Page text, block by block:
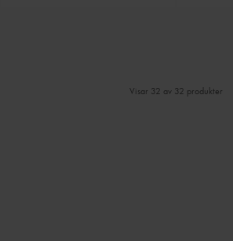
Visar 32 av 32 produkter